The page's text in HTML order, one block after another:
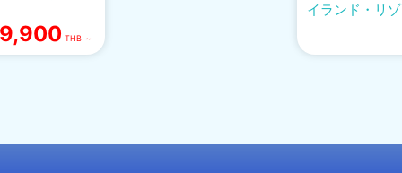
9,900 THB ～
イランド・リ